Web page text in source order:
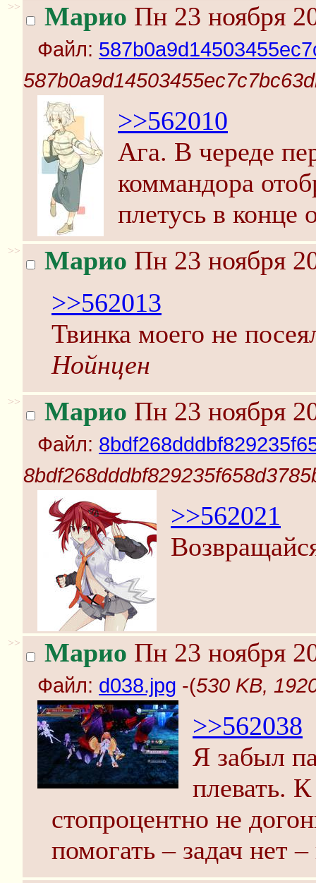
>> Марио Пн 23 ноября
Файл:
>>562010
Ага. В череде
коммандора
плетусь в конце
>> Марио Пн 23 ноября
>>562013
Твинка моего не
Нойнцен
>> Марио Пн 23 ноября
Файл:
>>562021
>> Марио Пн 23 ноября
Файл: d038.jpg -(530 KB,
>>562038
Я забыл
плевать.
стопроцентно не
помогать – задач нет